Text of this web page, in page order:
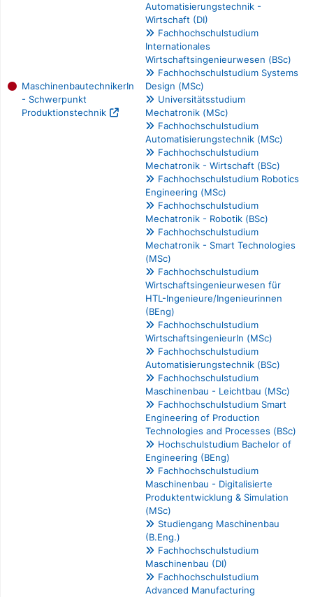
MaschinenbautechnikerIn
- Schwerpunkt
Produktionstechnik
Automatisierungstechnik -
Wirtschaft (DI)
Fachhochschulstudium
Internationales
Wirtschaftsingenieurwesen (BSc)
Fachhochschulstudium Systems
Design (MSc)
Universitätsstudium
Mechatronik (MSc)
Fachhochschulstudium
Automatisierungstechnik (MSc)
Fachhochschulstudium
Mechatronik - Wirtschaft (BSc)
Fachhochschulstudium Robotics
Engineering (MSc)
Fachhochschulstudium
Mechatronik - Robotik (BSc)
Fachhochschulstudium
Mechatronik - Smart Technologies
(MSc)
Fachhochschulstudium
Wirtschaftsingenieurwesen für
HTL-Ingenieure/Ingenieurinnen
(BEng)
Fachhochschulstudium
WirtschaftsingenieurIn (MSc)
Fachhochschulstudium
Automatisierungstechnik (BSc)
Fachhochschulstudium
Maschinenbau - Leichtbau (MSc)
Fachhochschulstudium Smart
Engineering of Production
Technologies and Processes (BSc)
Hochschulstudium Bachelor of
Engineering (BEng)
Fachhochschulstudium
Maschinenbau - Digitalisierte
Produktentwicklung & Simulation
(MSc)
Studiengang Maschinenbau
(B.Eng.)
Fachhochschulstudium
Maschinenbau (DI)
Fachhochschulstudium
Advanced Manufacturing